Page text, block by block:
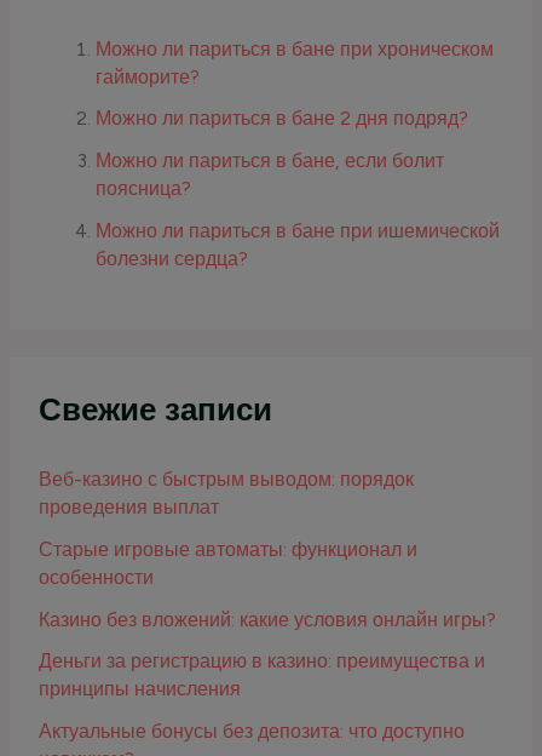
Можно ли париться в бане при хроническом
гайморите?
Можно ли париться в бане 2 дня подряд?
Можно ли париться в бане, если болит
поясница?
Можно ли париться в бане при ишемической
болезни сердца?
Свежие записи
Веб-казино с быстрым выводом: порядок
проведения выплат
Старые игровые автоматы: функционал и
особенности
Казино без вложений: какие условия онлайн игры?
Деньги за регистрацию в казино: преимущества и
принципы начисления
Актуальные бонусы без депозита: что доступно